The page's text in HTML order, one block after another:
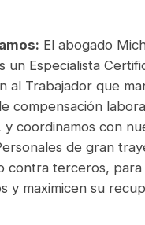
El abogado
un Especialista
al Trabajador que
compensación
coordinamos con
de gran
contra terceros, para
y maximicen su